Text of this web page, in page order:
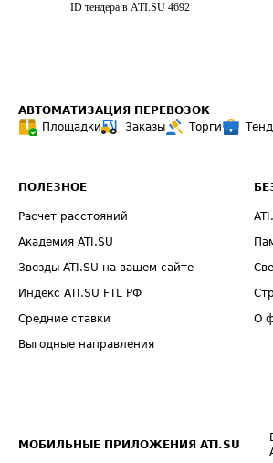
ID тендера в ATI.SU 4692
АВТОМАТИЗАЦИЯ ПЕРЕВОЗОК
Площадки
Заказы Торги
ПОЛЕЗНОЕ
Расчет расстояний
Академия ATI.SU
Звезды ATI.SU на вашем сайте
Индекс ATI.SU FTL РФ
Средние ставки
Выгодные направления
О
МОБИЛЬНЫЕ ПРИЛОЖЕНИЯ ATI.SU